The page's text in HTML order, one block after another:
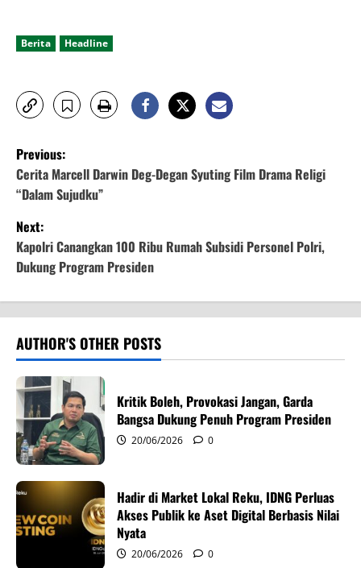
Berita Headline
P
o
s
t
n
a
v
i
g
a
t
i
Previous:
Cerita Marcell Darwin Deg-Degan Syuting Film Drama Religi
“Dalam Sujudku”
Next:
Kapolri Canangkan 100 Ribu Rumah Subsidi Personel Polri,
Dukung Program Presiden
AUTHOR'S OTHER POSTS
Kritik Boleh, Provokasi Jangan, Garda
Bangsa Dukung Penuh Program Presiden
20/06/2026 0
Hadir di Market Lokal Reku, IDNG Perluas
Akses Publik ke Aset Digital Berbasis Nilai
Nyata
20/06/2026 0